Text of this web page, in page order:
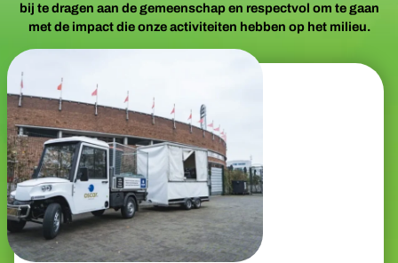
bij te dragen aan de gemeenschap en respectvol om te gaan
met de impact die onze activiteiten hebben op het milieu.